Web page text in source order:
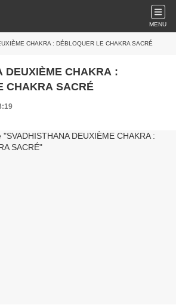
MENU
CHAKRA : DÉBLOQUER LE CHAKRA SACRÉ
DEUXIÈME CHAKRA :
CHAKRA SACRÉ